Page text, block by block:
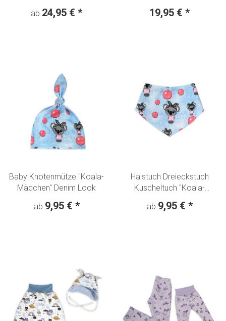
ab 24,95 € * 19,95 € *
Baby Knotenmütze "Koala-
Mädchen" Denim Look
ab 9,95 € *
Halstuch Dreieckstuch
Kuscheltuch "Koala-
ab 9,95 € *